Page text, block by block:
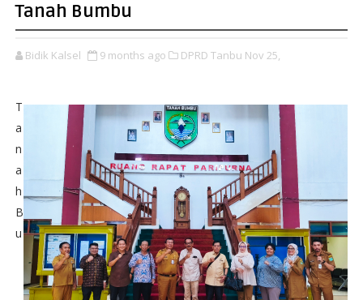
Tanah Bumbu
Bidik Kalsel 9 months ago DPRD Tanbu Nov 25,
T
a
n
a
h
B
u